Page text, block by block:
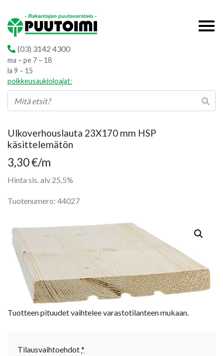
(03) 3142 4300
ma – pe 7 – 18
la 9 – 15
poikkeusaukioloajat:
Ulkoverhouslauta 23X170 mm HSP
käsittelemätön
3,30€/m
Hinta sis. alv 25,5%
Tuotenumero: 44027
Tuotteen pituudet vaihtelee varastotilanteen mukaan.
Tilausvaihtoehdot*